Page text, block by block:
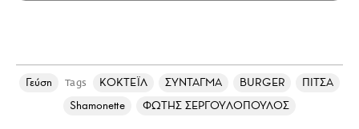
Γεύση Tags ΚΟΚΤΕΪΛ ΣΥΝΤΑΓΜΑ BURGER
ΠΙΤΣΑ
Shamonette
ΦΩΤΗΣ ΣΕΡΓΟΥΛΟΠΟΥΛΟΣ